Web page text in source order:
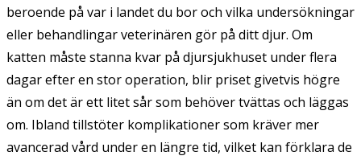
beroende på var i landet du bor och vilka undersökningar
eller behandlingar veterinären gör på ditt djur. Om
katten måste stanna kvar på djursjukhuset under flera
dagar efter en stor operation, blir priset givetvis högre
än om det är ett litet sår som behöver tvättas och läggas
om. Ibland tillstöter komplikationer som kräver mer
avancerad vård under en längre tid, vilket kan förklara de